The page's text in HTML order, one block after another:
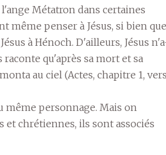
Métatron dans certaines
même penser à Jésus, si bien
à Hénoch. D'ailleurs, Jésus
qu'après sa mort et sa
au ciel (Actes, chapitre 1,
même personnage. Mais on
chrétiennes, ils sont associés